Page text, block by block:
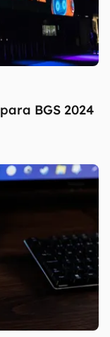
BGS 2024